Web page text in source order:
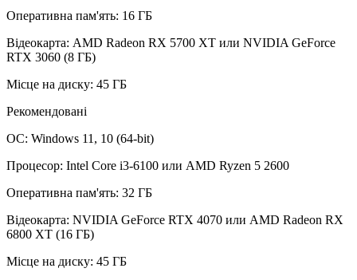
Оперативна пам'ять: 16 ГБ
Відеокарта: AMD Radeon RX 5700 XT или NVIDIA GeForce
RTX 3060 (8 ГБ)
Місце на диску: 45 ГБ
Рекомендовані
ОС: Windows 11, 10 (64-bit)
Процесор: Intel Core i3-6100 или AMD Ryzen 5 2600
Оперативна пам'ять: 32 ГБ
Відеокарта: NVIDIA GeForce RTX 4070 или AMD Radeon RX
6800 XT (16 ГБ)
Місце на диску: 45 ГБ